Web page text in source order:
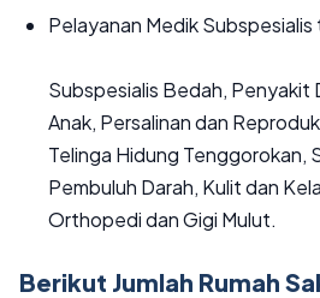
Pelayanan Medik Subspesialis
Subspesialis Bedah, Penyakit
Anak, Persalinan dan
Telinga Hidung Tenggorokan,
Pembuluh Darah, Kulit dan
Orthopedi dan Gigi Mulut.
Berikut Jumlah Rumah